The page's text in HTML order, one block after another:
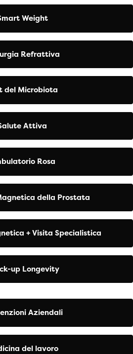
Weight
Refrattiva
del Microbiota
Attiva
Rosa
della Prostata
+ Visita Specialistica
up Longevity
Aziendali
del lavoro